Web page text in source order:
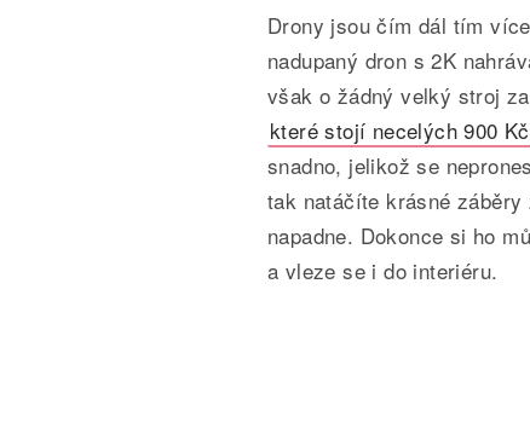
Drony jsou čím dál tím
nadupaný dron s 2K
však o žádný velký stroj
které stojí necelých 900 Kč
snadno, jelikož se
tak natáčíte krásné
napadne. Dokonce si ho
a vleze se i do interiéru.